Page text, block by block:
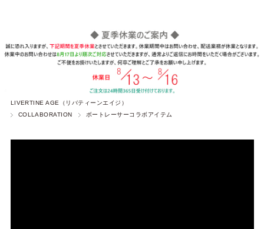
LIVERTINE AGE（リバティーンエイジ）
COLLABORATION
ボートレーサーコラボアイテム